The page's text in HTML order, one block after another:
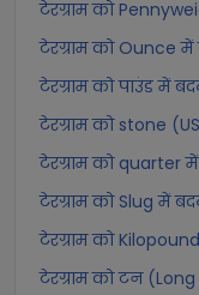
टेरग्राम को
टेरग्राम को Ounce
टेरग्राम को पाउंड में
टेरग्राम को stone
टेरग्राम को quarter
टेरग्राम को Slug में
टेरग्राम को
टेरग्राम को टन